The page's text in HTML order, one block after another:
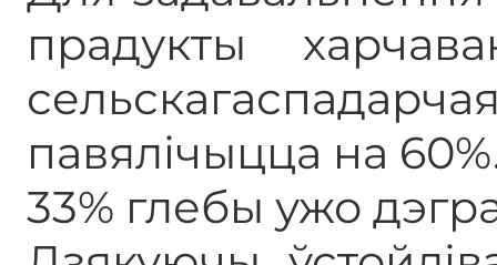
прадукты
павялічыцца на
33% глебы ужо